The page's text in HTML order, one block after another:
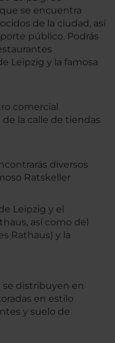
se encuentra
de la ciudad, así
público. Podrás
Leipzig y la famosa
comercial
la calle de tiendas
diversos
Ratskeller
Leipzig y el
así como del
Rathaus) y la
se distribuyen en
en estilo
y suelo de